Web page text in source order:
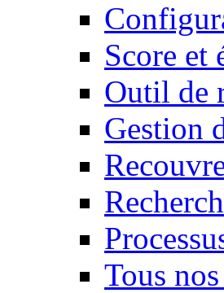
Score et
Outil de
Gestion
Tous